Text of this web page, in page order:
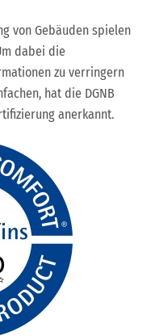
von Gebäuden spielen
dabei die
zu verringern
hat die DGNB
anerkannt.